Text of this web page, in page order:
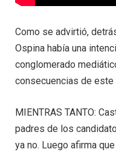
Como se advirtió,
Ospina había una
conglomerado
consecuencias de este
MIENTRAS TANTO:
padres de los
ya no. Luego afirma